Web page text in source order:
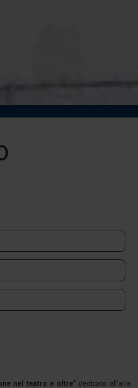
nel teatro e oltre” dedicato all’alta